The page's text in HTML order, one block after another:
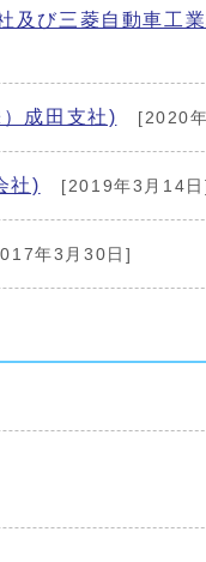
及び三菱自動車工
成田支社) [2020
社) [2019年3月14日]
年3月30日]